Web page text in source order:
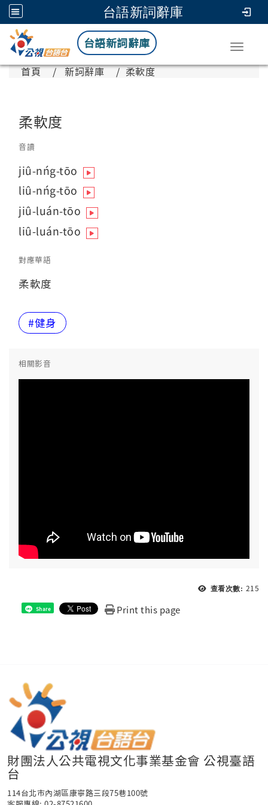
台語新詞辭庫
台語新詞辭庫
首頁 新詞辭庫 柔軟度
柔軟度
音讀
jiû-nńg-tōo
liû-nńg-tōo
jiû-luán-tōo
liû-luán-tōo
對應華語
柔軟度
#健身
相關影音
查看次數: 215
Share Print this page
財團法人公共電視文化事業基金會 公視臺語
台
114台北市內湖區康寧路三段75巷100號